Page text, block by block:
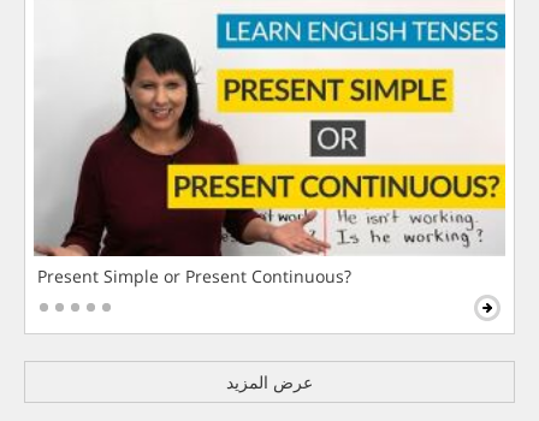
Present Simple or Present Continuous?
عرض المزيد